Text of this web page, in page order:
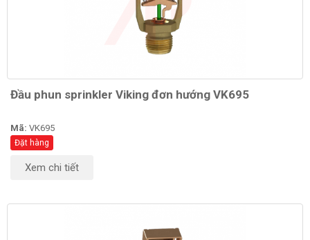
Đầu phun sprinkler Viking đơn hướng VK695
Mã: VK695
Đặt hàng
Xem chi tiết